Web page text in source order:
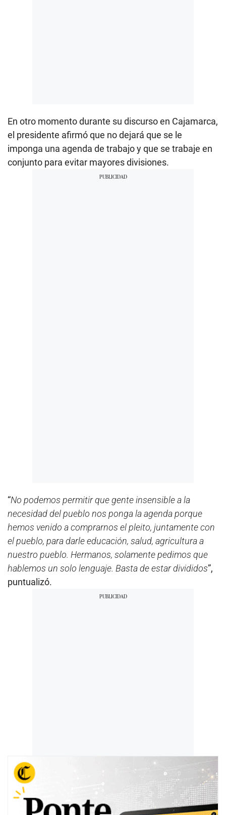
En otro momento durante su discurso en Cajamarca,
el presidente afirmó que no dejará que se le
imponga una agenda de trabajo y que se trabaje en
conjunto para evitar mayores divisiones.
“No podemos permitir que gente insensible a la
necesidad del pueblo nos ponga la agenda porque
hemos venido a comprarnos el pleito, juntamente con
el pueblo, para darle educación, salud, agricultura a
nuestro pueblo. Hermanos, solamente pedimos que
hablemos un solo lenguaje. Basta de estar divididos”,
puntualizó.